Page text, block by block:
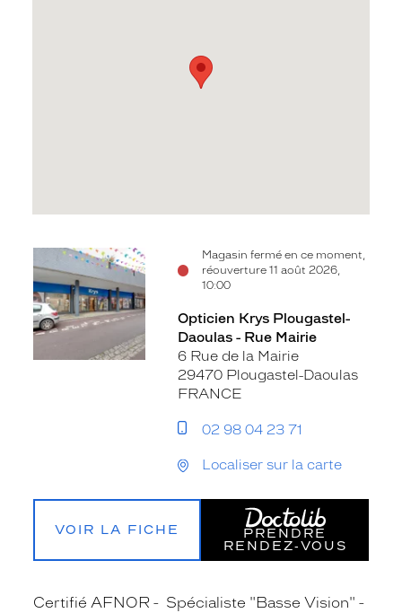
Magasin fermé en ce moment,
réouverture 11 août 2026,
10:00
la
fiche
Opticien Krys Plougastel-
Daoulas - Rue Mairie
6 Rue de la Mairie
29470 Plougastel-Daoulas
FRANCE
02 98 04 23 71
Localiser sur la carte
VOIR LA FICHE
PRENDRE
RENDEZ‑VOUS
Certifié AFNOR
Spécialiste "Basse Vision"